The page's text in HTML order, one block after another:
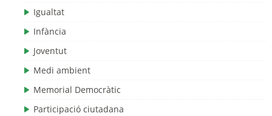
Igualtat
Infància
Joventut
Medi ambient
Memorial Democràtic
Participació ciutadana